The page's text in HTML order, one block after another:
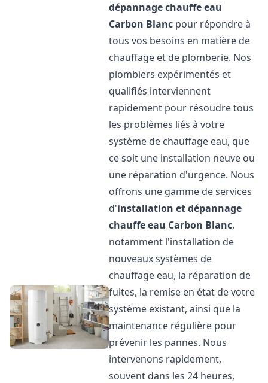
dépannage chauffe eau
Carbon Blanc pour répondre à
tous vos besoins en matière de
chauffage et de plomberie. Nos
plombiers expérimentés et
qualifiés interviennent
rapidement pour résoudre tous
les problèmes liés à votre
système de chauffage eau, que
ce soit une installation neuve ou
une réparation d'urgence. Nous
offrons une gamme de services
d'installation et dépannage
chauffe eau Carbon Blanc,
notamment l'installation de
nouveaux systèmes de
chauffage eau, la réparation de
fuites, la remise en état de votre
système existant, ainsi que la
maintenance régulière pour
prévenir les pannes. Nous
intervenons rapidement,
souvent dans les 24 heures,